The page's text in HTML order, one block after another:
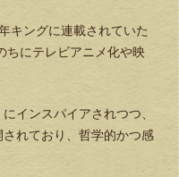
キングに連載されていた
ちにテレビアニメ化や映
インスパイアされつつ、
れており、哲学的かつ感